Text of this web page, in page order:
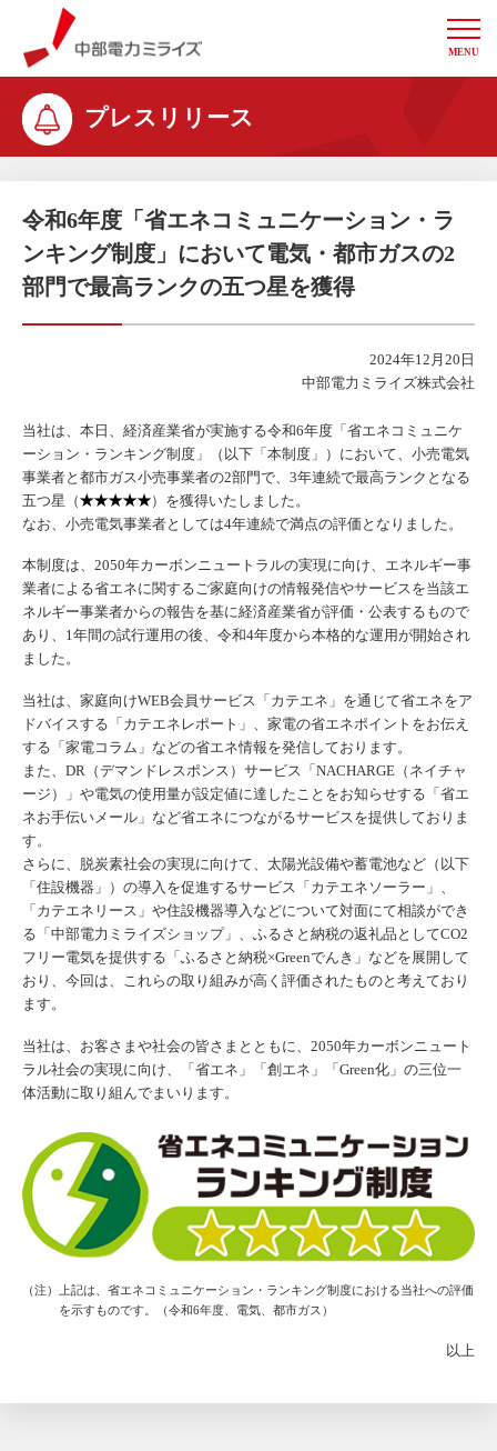
中部電力ミライズ
MENU
プレスリリース
令和6年度「省エネコミュニケーション・ラ
ンキング制度」において電気・都市ガスの2
部門で最高ランクの五つ星を獲得
2024年12月20日
中部電力ミライズ株式会社
当社は、本日、経済産業省が実施する令和6年度「省エネコミュニケ
ーション・ランキング制度」（以下「本制度」）において、小売電気
事業者と都市ガス小売事業者の2部門で、3年連続で最高ランクとなる
五つ星（
）を獲得いたしました。
なお、小売電気事業者としては4年連続で満点の評価となりました。
本制度は、2050年カーボンニュートラルの実現に向け、エネルギー事
業者による省エネに関するご家庭向けの情報発信やサービスを当該エ
ネルギー事業者からの報告を基に経済産業省が評価・公表するもので
あり、1年間の試行運用の後、令和4年度から本格的な運用が開始され
ました。
当社は、家庭向けWEB会員サービス「カテエネ」を通じて省エネをア
ドバイスする「カテエネレポート」、家電の省エネポイントをお伝え
する「家電コラム」などの省エネ情報を発信しております。
また、DR（デマンドレスポンス）サービス「NACHARGE（ネイチャ
ージ）」や電気の使用量が設定値に達したことをお知らせする「省エ
ネお手伝いメール」など省エネにつながるサービスを提供しておりま
す。
さらに、脱炭素社会の実現に向けて、太陽光設備や蓄電池など（以下
「住設機器」）の導入を促進するサービス「カテエネソーラー」、
「カテエネリース」や住設機器導入などについて対面にて相談ができ
る「中部電力ミライズショップ」、ふるさと納税の返礼品としてCO2
フリー電気を提供する「ふるさと納税×Greenでんき」などを展開して
おり、今回は、これらの取り組みが高く評価されたものと考えており
ます。
当社は、お客さまや社会の皆さまとともに、2050年カーボンニュート
ラル社会の実現に向け、「省エネ」「創エネ」「Green化」の三位一
体活動に取り組んでまいります。
（注）上記は、省エネコミュニケーション・ランキング制度における当社への評価
を示すものです。（令和6年度、電気、都市ガス）
以上